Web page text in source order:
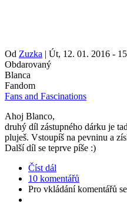
Od Zuzka | Út, 12. 01. 2016 -
Obdarovaný
Blanca
Fandom
Fans and Fascinations
Ahoj Blanco,
druhý díl zástupného dárku je
pluješ. Vstoupíš na pevninu a
Další díl se teprve píše :)
Číst dál
10 komentářů
Pro vkládání komentářů